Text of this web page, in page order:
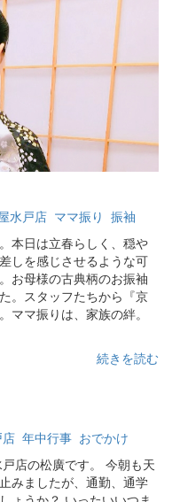
水戸店 ママ振り 振袖
本日は立春らしく、穏や
しを感じさせるような可
お母様の古典柄のお振袖
。スタッフたちから『京
ママ振りは、家族の絆。
続きを読む
年中行事 おでかけ
店の松廣です。 今朝も天
みましたが、通勤、通学